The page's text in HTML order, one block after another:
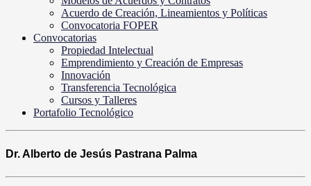
Acuerdo de Creación, Lineamientos y Políticas
Convocatoria FOPER
Convocatorias
Propiedad Intelectual
Emprendimiento y Creación de Empresas
Innovación
Transferencia Tecnológica
Cursos y Talleres
Portafolio Tecnológico
Dr. Alberto de Jesús Pastrana Palma